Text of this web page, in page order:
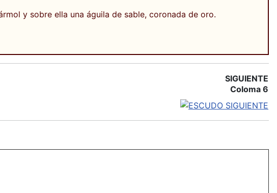
y sobre ella una águila de sable, coronada de oro.
SIGUIENTE
Coloma 6